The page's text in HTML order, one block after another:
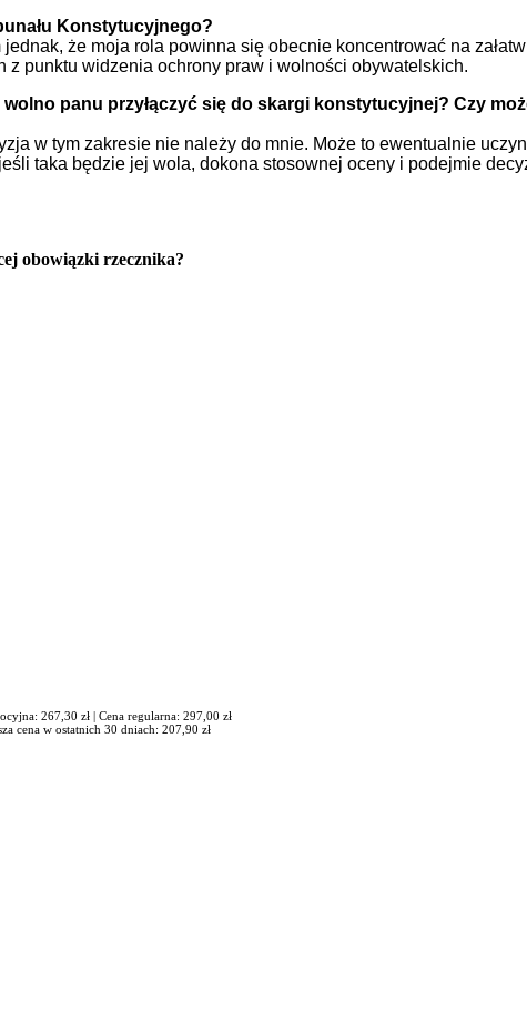
Konstytucyjnego?
że moja rola powinna się obecnie koncentrować na
z punktu widzenia ochrony praw i wolności obywatelskich.
panu przyłączyć się do skargi konstytucyjnej? Czy
w tym zakresie nie należy do mnie. Może to ewentualnie
taka będzie jej wola, dokona stosownej oceny i podejmie
obowiązki rzecznika?
267,30 zł | Cena regularna: 297,00 zł
cena w ostatnich 30 dniach: 207,90 zł